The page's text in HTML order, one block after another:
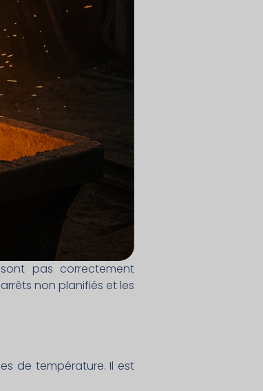
pas correctement
non planifiés et les
de température. Il est